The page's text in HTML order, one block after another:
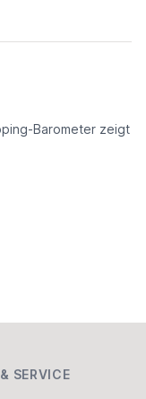
Barometer zeigt
SERVICE